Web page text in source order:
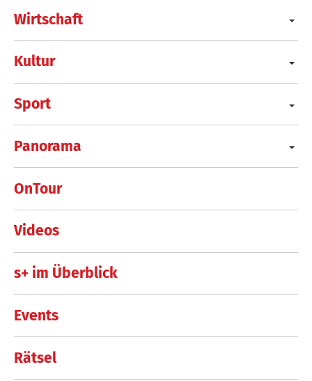
Wirtschaft
Kultur
Sport
Panorama
OnTour
Videos
s+ im Überblick
Events
Rätsel